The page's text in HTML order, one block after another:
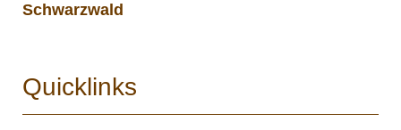
Schwarzwald
Quicklinks